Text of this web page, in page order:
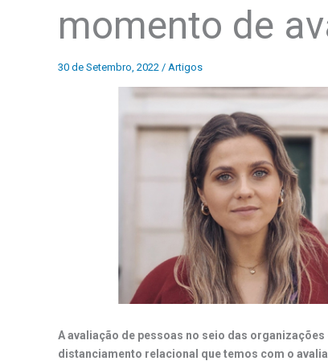
momento de
30 de Setembro, 2022 / Artigos
A avaliação de pessoas no seio das
distanciamento relacional que temos com o